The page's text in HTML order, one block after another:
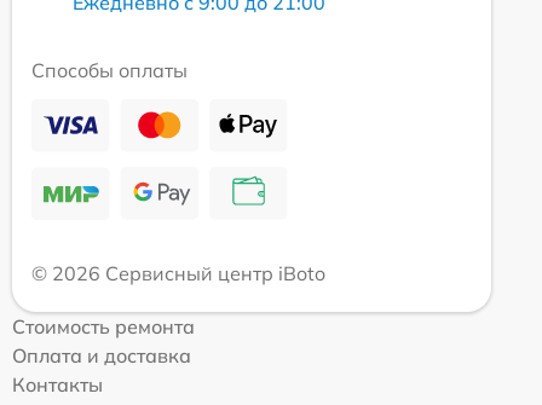
Способы оплаты
© 2026 Сервисный центр iBoto
Стоимость ремонта
Оплата и доставка
Контакты